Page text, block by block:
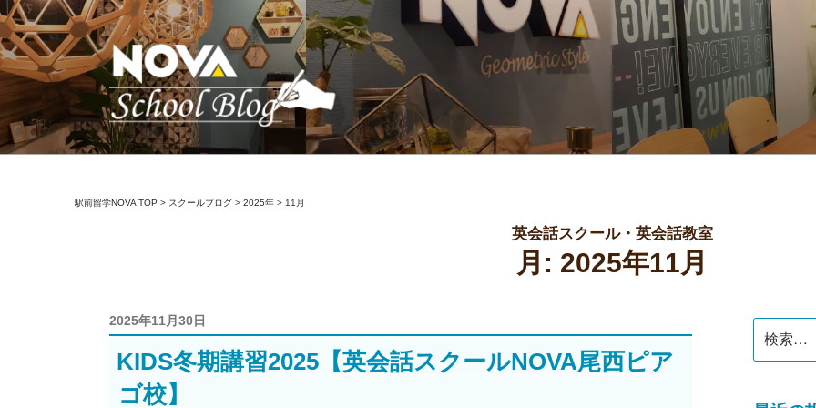
コ
ン
テ
ン
ス
駅前留学NOVA TOP > スクールブログ > 2025年 > 11月
英会話スクール・英会話教室
月: 2025年11月
投
稿
日:
2025年11月30日
KIDS冬期講習2025【英会話スクールNOVA尾西ピア
ゴ校】
索: